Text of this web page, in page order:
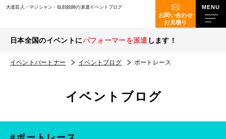
大道芸人・マジシャン・似顔絵師の派遣イベントブログ
お問い合わせ
お見積り
日本全国のイベントにパフォーマーを派遣 します！
イベントパートナー イベントブログ ボートレース
イベントブログ